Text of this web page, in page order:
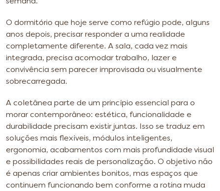
semana.
O dormitório que hoje serve como refúgio pode, alguns
anos depois, precisar responder a uma realidade
completamente diferente. A sala, cada vez mais
integrada, precisa acomodar trabalho, lazer e
convivência sem parecer improvisada ou visualmente
sobrecarregada.
A coletânea parte de um princípio essencial para o
morar contemporâneo: estética, funcionalidade e
durabilidade precisam existir juntas. Isso se traduz em
soluções mais flexíveis, módulos inteligentes,
ergonomia, acabamentos com mais profundidade visual
e possibilidades reais de personalização. O objetivo não
é apenas criar ambientes bonitos, mas espaços que
continuem funcionando bem conforme a rotina muda